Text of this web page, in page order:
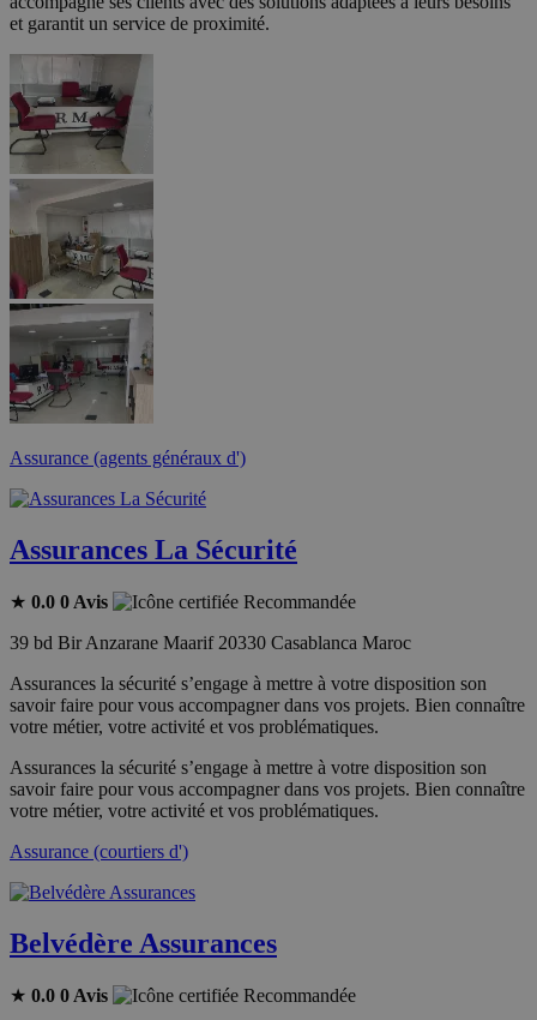
et garantit un service de proximité.
Assurance (agents généraux d')
Assurances La Sécurité
★ 0.0 0 Avis
Recommandée
39 bd Bir Anzarane Maarif 20330 Casablanca Maroc
Assurances la sécurité s’engage à mettre à votre disposition son
savoir faire pour vous accompagner dans vos projets. Bien connaître
votre métier, votre activité et vos problématiques.
Assurances la sécurité s’engage à mettre à votre disposition son
savoir faire pour vous accompagner dans vos projets. Bien connaître
votre métier, votre activité et vos problématiques.
Assurance (courtiers d')
Belvédère Assurances
★ 0.0 0 Avis
Recommandée